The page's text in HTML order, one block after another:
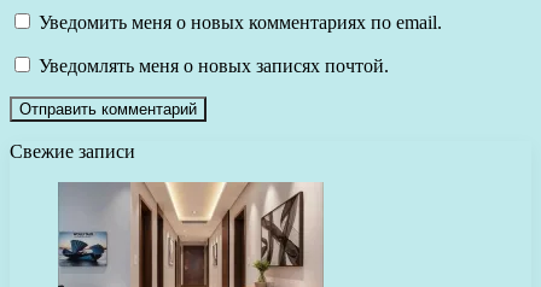
Уведомить меня о новых комментариях по email.
Уведомлять меня о новых записях почтой.
Свежие записи